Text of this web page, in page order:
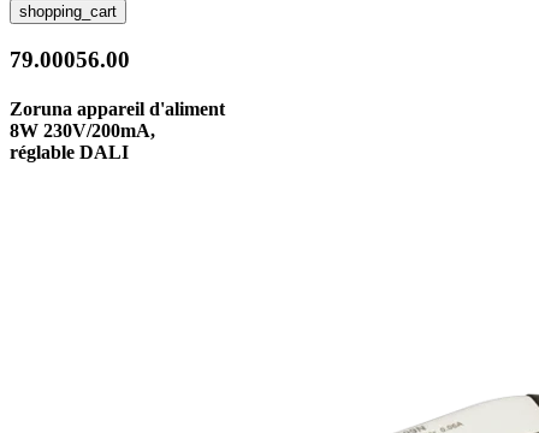
shopping_cart
79.00056.00
Zoruna appareil d'aliment
8W 230V/200mA,
réglable DALI